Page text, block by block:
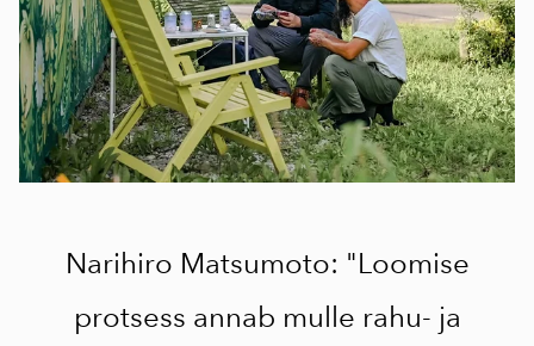
Narihiro Matsumoto: "Loomise
protsess annab mulle rahu- ja